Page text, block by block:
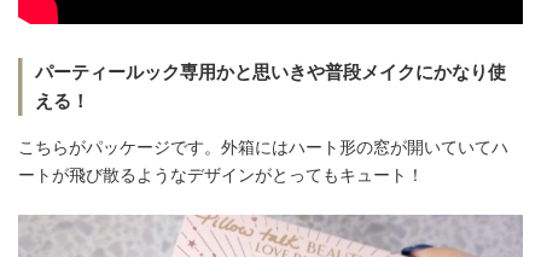
パーティールック専用かと思いきや普段メイクにかなり使
える！
こちらがパッケージです。外箱にはハート形の窓が開いていてハ
ートが飛び散るようなデザインがとってもキュート！